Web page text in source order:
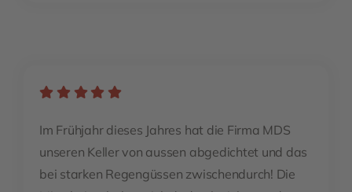
Im Frühjahr dieses Jahres hat die Firma MDS
unseren Keller von aussen abgedichtet und das
bei starken Regengüssen zwischendurch! Die